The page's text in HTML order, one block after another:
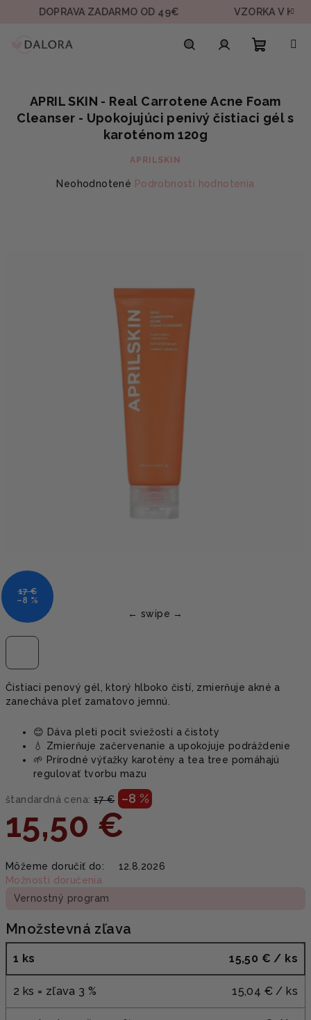
DOPRAVA ZADARMO OD 49€ VZORKA V KAŽDEJ
košík
Čistiaci penový gél, ktorý hlboko čistí, zmierňuje akné a
zanecháva pleť zamatovo jemnú.
😊 Dáva pleti pocit sviežosti a čistoty
💧 Zmierňuje začervenanie a upokojuje podráždenie
🌱 Prírodné výťažky karotény a tea tree pomáhajú
regulovať tvorbu mazu
štandardná cena: 17 € –8 %
15,50 €
cena:
Môžeme doručiť do:
12.8.2026
Možnosti doručenia
Vernostný program
Množstevná zľava
1 ks 15,50 € / ks
2 ks = zľava 3 % 15,04 € / ks
APRIL SKIN - Real Carrotene Acne Foam
Cleanser - Upokojujúci penivý čistiaci gél s
karoténom 120g
APRILSKIN
Priemerné
Neohodnotené Podrobnosti hodnotenia
17 €
–8 %